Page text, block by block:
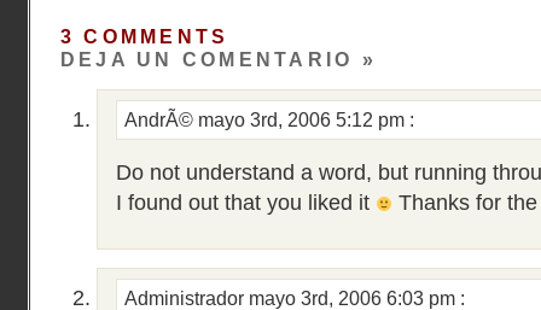
3 COMMENTS
DEJA UN COMENTARIO »
AndrÃ© mayo 3rd, 2006 5:12 pm :
Do not understand a word, but running
I found out that you liked it
Thanks for
Administrador mayo 3rd, 2006 6:03 pm :